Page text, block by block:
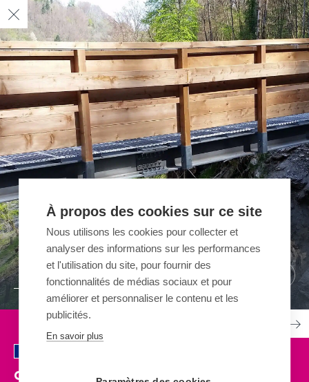
01 / 02
02 / 02
Cohennoz | FRANCE
À propos des cookies sur ce site
Nous utilisons les cookies pour collecter et
analyser des informations sur les performances
et l'utilisation du site, pour fournir des
fonctionnalités de médias sociaux et pour
améliorer et personnaliser le contenu et les
publicités.
En savoir plus